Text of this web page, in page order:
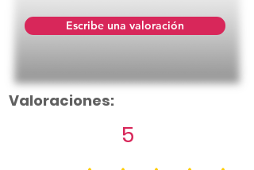
Escribe una valoración
Valoraciones:
5